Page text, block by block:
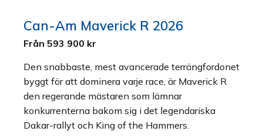
Can-Am Maverick R 2026
Från 593 900 kr
Den snabbaste, mest avancerade terrängfordonet
byggt för att dominera varje race, är Maverick R
den regerande mästaren som lämnar
konkurrenterna bakom sig i det legendariska
Dakar-rallyt och King of the Hammers.